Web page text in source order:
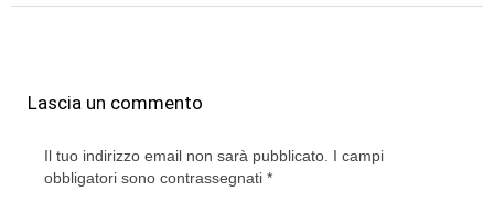
Lascia un commento
Il tuo indirizzo email non sarà pubblicato. I campi
obbligatori sono contrassegnati *